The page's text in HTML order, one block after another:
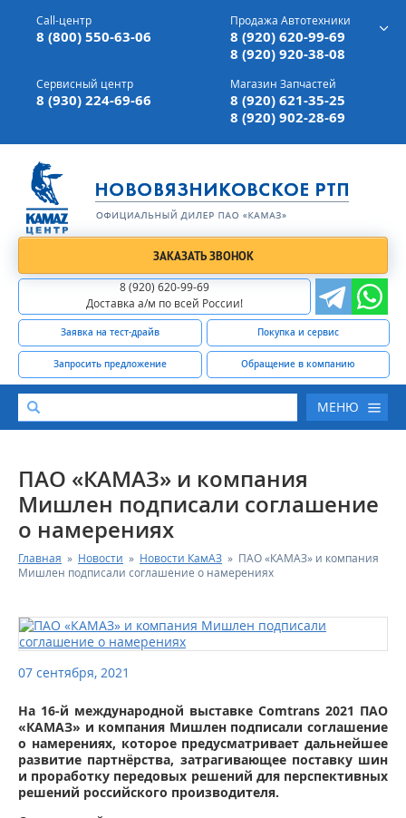
г. Вязники,ул. Механизаторов, д 90
Доставка а/м,по всей России
Call-центр
8 (800) 550-63-06
Продажа Автотехники
8 (920) 620-99-69
8 (920) 920-38-08
Сервисный центр
8 (930) 224-69-66
Магазин Запчастей
8 (920) 621-35-25
8 (920) 902-28-69
ЗАКАЗАТЬ ЗВОНОК
8 (920) 620-99-69
Доставка а/м по всей России!
Заявка на тест-драйв Покупка и сервис
Запросить предложение Обращение в компанию
МЕНЮ
КАТАЛОГ АВТОТЕХНИКИ
СЕРВИС И ГАРАНТИЙНЫЕ ОБЯЗАТЕЛЬСТВА
РЕМОНТ ДВИГАТЕЛЕЙ КАМАЗ
ФИНАНСОВЫЙ СЕРВИС
ФОТОГАЛЕРЕЯ
КОНТАКТНАЯ ИНФОРМАЦИЯ
ПАО «КАМАЗ» и компания
Мишлен подписали соглашение
о намерениях
Главная » Новости » Новости КамАЗ » ПАО «КАМАЗ» и компания
Мишлен подписали соглашение о намерениях
07 сентября, 2021
На 16-й международной выставке Comtrans 2021 ПАО
«КАМАЗ» и компания Мишлен подписали соглашение
о намерениях, которое предусматривает дальнейшее
развитие партнёрства, затрагивающее поставку шин
и проработку передовых решений для перспективных
решений российского производителя.